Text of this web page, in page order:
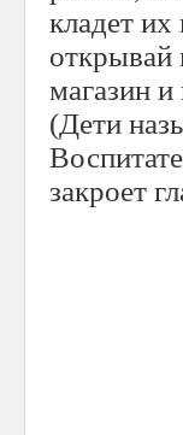
кладет
открывай
магазин
(Дети
закроет